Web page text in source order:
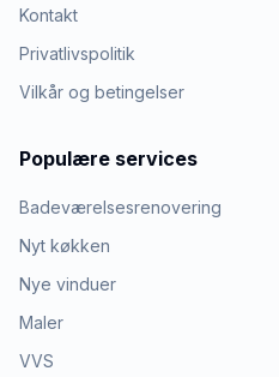
Kontakt
Privatlivspolitik
Vilkår og betingelser
Populære services
Badeværelsesrenovering
Nyt køkken
Nye vinduer
Maler
VVS